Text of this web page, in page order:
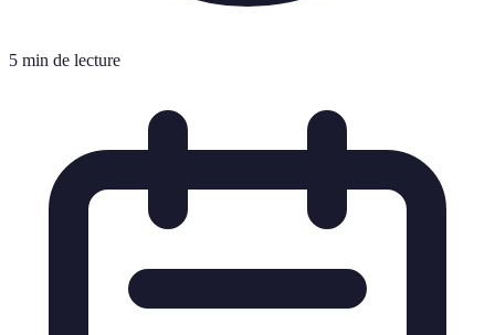
5 min de lecture